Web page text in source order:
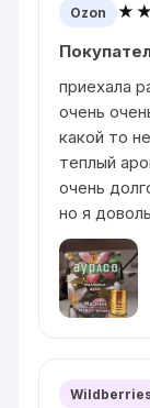
Ozon
приехала
очень
какой то
теплый
очень
но я